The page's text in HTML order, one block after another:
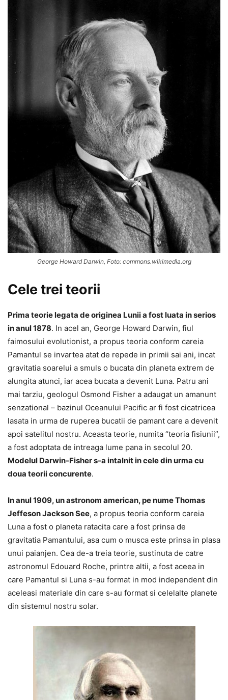
George Howard Darwin, Foto: commons.wikimedia.org
Cele trei teorii
Prima teorie legata de originea Lunii a fost luata in serios
in anul 1878. In acel an, George Howard Darwin, fiul
faimosului evolutionist, a propus teoria conform careia
Pamantul se invartea atat de repede in primii sai ani, incat
gravitatia soarelui a smuls o bucata din planeta extrem de
alungita atunci, iar acea bucata a devenit Luna. Patru ani
mai tarziu, geologul Osmond Fisher a adaugat un amanunt
senzational – bazinul Oceanului Pacific ar fi fost cicatricea
lasata in urma de ruperea bucatii de pamant care a devenit
apoi satelitul nostru. Aceasta teorie, numita “teoria fisiunii”,
a fost adoptata de intreaga lume pana in secolul 20.
Modelul Darwin-Fisher s-a intalnit in cele din urma cu
doua teorii concurente.
In anul 1909, un astronom american, pe nume Thomas
Jeffeson Jackson See, a propus teoria conform careia
Luna a fost o planeta ratacita care a fost prinsa de
gravitatia Pamantului, asa cum o musca este prinsa in plasa
unui paianjen. Cea de-a treia teorie, sustinuta de catre
astronomul Edouard Roche, printre altii, a fost aceea in
care Pamantul si Luna s-au format in mod independent din
aceleasi materiale din care s-au format si celelalte planete
din sistemul nostru solar.